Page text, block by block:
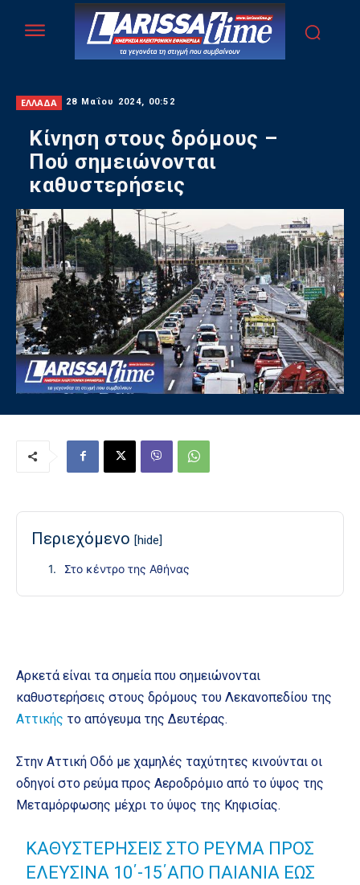
ΕΛΛΑΔΑ 28 Μαΐου 2024, 00:52
Κίνηση στους δρόμους –
Πού σημειώνονται
καθυστερήσεις
Περιεχόμενο [hide]
Στο κέντρο της Αθήνας
Αρκετά είναι τα σημεία που σημειώνονται
καθυστερήσεις στους δρόμους του Λεκανοπεδίου της
Αττικής το απόγευμα της Δευτέρας.
Στην Αττική Οδό με χαμηλές ταχύτητες κινούνται οι
οδηγοί στο ρεύμα προς Αεροδρόμιο από το ύψος της
Μεταμόρφωσης μέχρι το ύψος της Κηφισίας.
ΚΑΘΥΣΤΕΡΉΣΕΙΣ ΣΤΟ ΡΕΎΜΑ ΠΡΟΣ
ΕΛΕΥΣΊΝΑ 10΄-15΄ΑΠΌ ΠΑΙΑΝΊΑ ΈΩΣ